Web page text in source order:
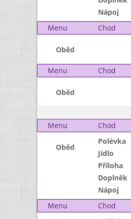
Nápoj
Menu
Chod
Oběd
Menu Chod
Oběd
Menu
Chod
Oběd
Polévka
Jídlo
Příloha
Doplněk
Nápoj
Menu
Chod